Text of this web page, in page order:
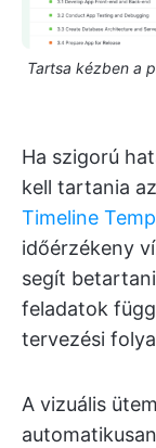
Tartsa kézben a
Ha szigorú
kell tartania
Timeline
időérzékeny
segít
feladatok
tervezési
A vizuális